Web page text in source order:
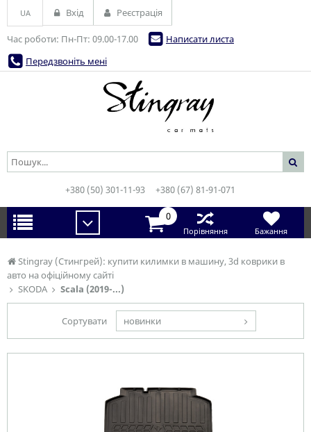
Stingray (Стингрей): купити килимки в машину, 3d коврики в
авто на офіційному сайті
SKODA
Scala (2019-...)
Сортувати новинки
Час роботи: Пн-Пт: 09.00-17.00
Написати листа
Передзвоніть мені
UA Вхід Реєстрація
+380 (50) 301-11-93 +380 (67) 81-91-071
0
Порівняння Бажання